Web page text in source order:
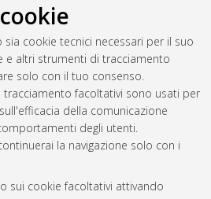
cookie
cookie tecnici necessari per il suo
e altri strumenti di tracciamento
solo con il tuo consenso.
facoltativi sono usati per
della comunicazione
degli utenti.
la navigazione solo con i
sui cookie facoltativi attivando
del documento: